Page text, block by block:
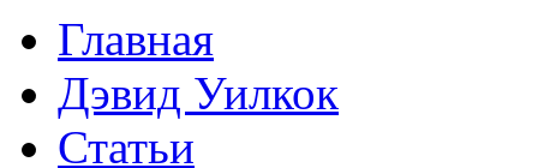
Главная
Дэвид Уилкок
Статьи